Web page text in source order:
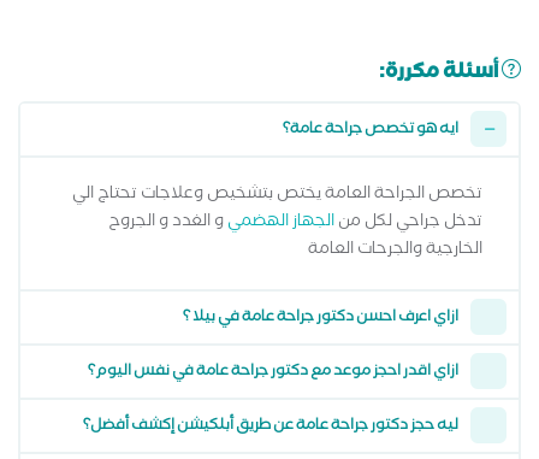
أسئلة مكررة:
ايه هو تخصص جراحة عامة؟
تخصص الجراحة العامة يختص بتشخيص وعلاجات تحتاج الي
تدخل جراحي لكل منالجهاز الهضميو الغدد و الجروح
الخارجية والجرحات العامة
ازاي اعرف احسن دكتور جراحة عامة في بيلا ؟
ازاي اقدر احجز موعد مع دكتور جراحة عامة في نفس اليوم؟
ليه حجز دكتور جراحة عامة عن طريق أبلكيشن إكشف أفضل؟